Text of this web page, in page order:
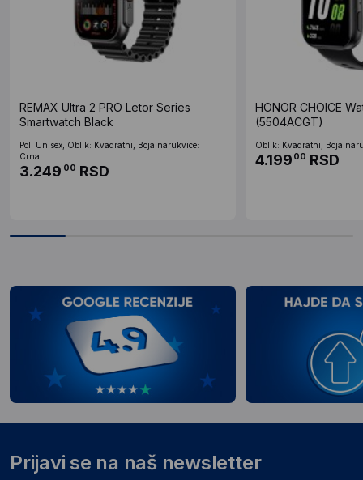
REMAX Ultra 2 PRO Letor Series
Smartwatch Black
Pol: Unisex, Oblik: Kvadratni, Boja narukvice:
Crna...
3.249 00 RSD
HONOR CHOICE
(5504ACGT)
Oblik: Kvadratni, Boja
4.199 00 RSD
Prijavi se na naš newsletter